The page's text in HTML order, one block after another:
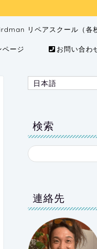
リペアスクール（各
ージ お問い合わ
日本語
検索
連絡先